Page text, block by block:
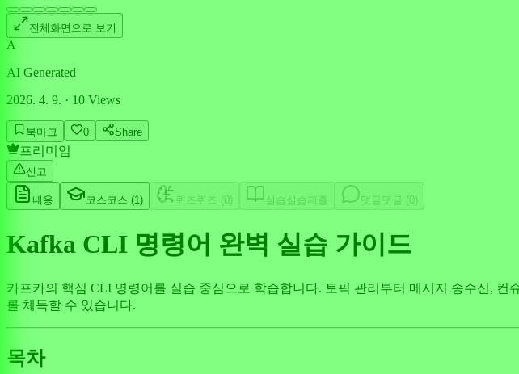
전체화면으로 보기
A
AI Generated
2026. 4. 9. · 10 Views
북마크 0 Share
프리미엄
신고
내용 코스 코스 (1 ) 퀴즈 퀴즈 (0 ) 실습실습제출 댓글 댓글 (0 )
Kafka CLI 명령어 완벽 실습 가이드
카프카의 핵심 CLI 명령어를 실습 중심으로 학습합니다. 토픽 관리부터 메시지 송수신,
를 체득할 수 있습니다.
목차